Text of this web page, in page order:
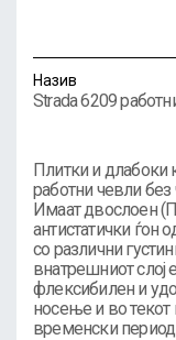
Назив
Strada 6209
Плитки и длабоки
работни чевли без
Имаат двослоен
антистатички ѓон
со различни
внатрешниот слој
флексибилен и
носење и во текот
временски